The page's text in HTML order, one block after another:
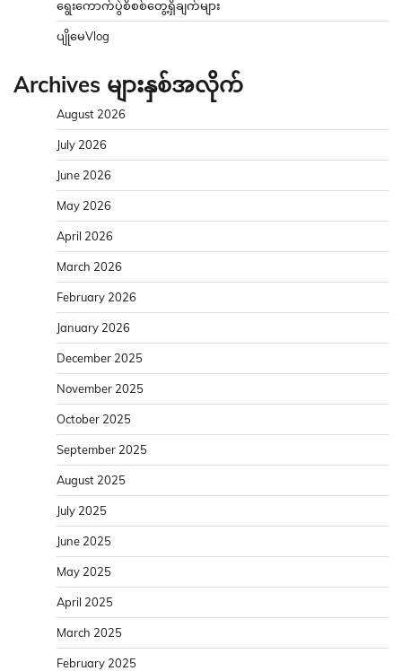
ရွေးကောက်ပွဲစိစစ်တွေ့ရှိချက်များ
ပျိုမေVlog
Archives များနှစ်အလိုက်
August 2026
July 2026
June 2026
May 2026
April 2026
March 2026
February 2026
January 2026
December 2025
November 2025
October 2025
September 2025
August 2025
July 2025
June 2025
May 2025
April 2025
March 2025
February 2025